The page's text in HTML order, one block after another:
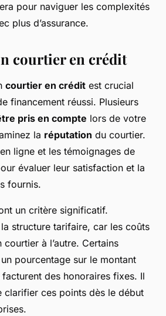
pour naviguer les complexités
plus d’assurance.
courtier en crédit
courtier en crédit est crucial
financement réussi. Plusieurs
pris en compte lors de votre
la réputation du courtier.
ligne et les témoignages de
évaluer leur satisfaction et la
fournis.
un critère significatif.
structure tarifaire, car les coûts
courtier à l’autre. Certains
pourcentage sur le montant
facturent des honoraires fixes. Il
clarifier ces points dès le début